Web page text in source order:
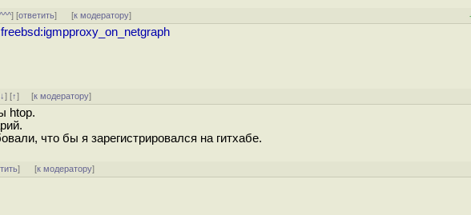
^^^] [ответить] [к модератору]
↓] [↑] [к модератору]
htop.
что бы я зарегистрировался на гитхабе.
] [к модератору]